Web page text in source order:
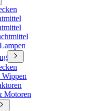
Wippen
Motoren